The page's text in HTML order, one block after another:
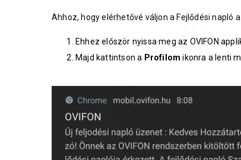
Ahhoz, hogy elérhetővé váljon a Fejlődési napló
Ehhez először nyissa meg az OVIFON
Majd kattintson a Profilom ikonra a lenti